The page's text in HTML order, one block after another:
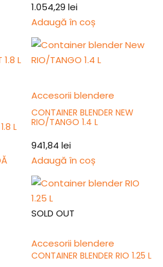
1.054,29 lei
Adaugă în coș
L
Accesorii blendere
CONTAINER BLENDER NEW
RIO/TANGO 1.4 L
941,84 lei
Adaugă în coș
SOLD OUT
Accesorii blendere
CONTAINER BLENDER RIO 1.25 L